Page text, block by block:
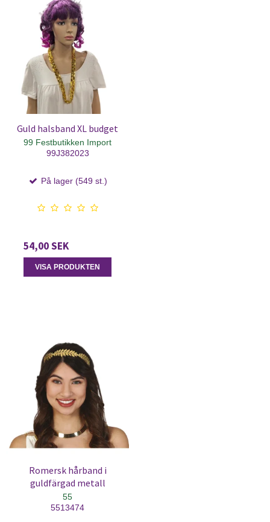
Guld halsband XL budget
99 Festbutikken Import
99J382023
På lager (549 st.)
54,00 SEK
VISA PRODUKTEN
Romersk hårband i
guldfärgad metall
55
5513474